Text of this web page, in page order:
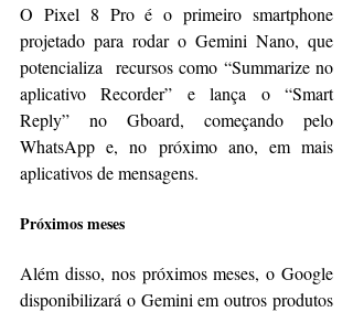
O Pixel 8 Pro é o primeiro smartphone
projetado para rodar o Gemini Nano, que
potencializa  recursos como “Summarize no
aplicativo Recorder” e lança o “Smart
Reply” no Gboard, começando pelo
WhatsApp e, no próximo ano, em mais
aplicativos de mensagens.
Próximos meses
Além disso, nos próximos meses, o Google
disponibilizará o Gemini em outros produtos